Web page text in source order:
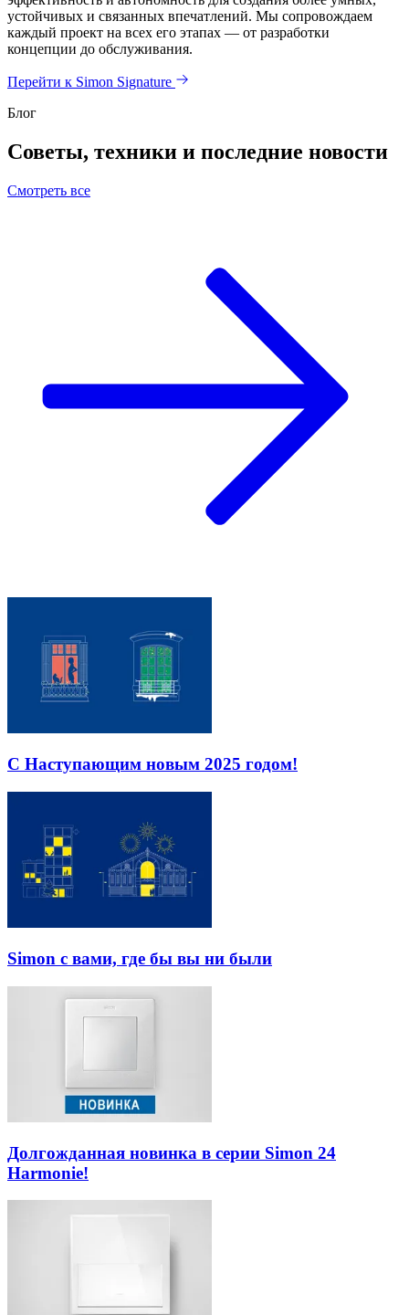
устойчивых и связанных впечатлений. Мы сопровождаем
каждый проект на всех его этапах — от разработки
концепции до обслуживания.
Перейти к Simon Signature
Блог
Советы, техники и последние новости
Смотреть все
С Наступающим новым 2025 годом!
Simon с вами, где бы вы ни были
Долгожданная новинка в серии Simon 24
Harmonie!